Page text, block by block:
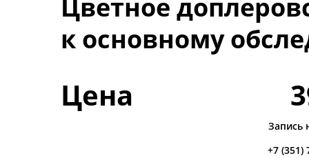
Цветное
к основному
Цена
Запись
+7 (351)